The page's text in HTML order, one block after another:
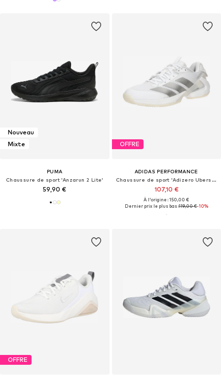
Nouveau
Mixte
PUMA
Chaussure de sport 'Anzarun 2 Lite'
59,90 €
OFFRE
ADIDAS PERFORMANCE
Chaussure de sport 'Adizero Ubersonic 5'
107,10 €
À l'origine : 150,00 €
Dernier prix le plus bas :119,00 €-10%
OFFRE